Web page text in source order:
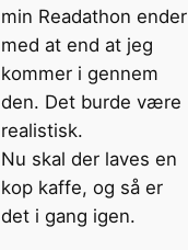
min Readathon ender
med at end at jeg
kommer i gennem
den. Det burde være
realistisk.
Nu skal der laves en
kop kaffe, og så er
det i gang igen.